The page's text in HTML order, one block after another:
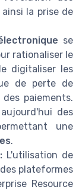
la prise de
se
rationaliser le
digitaliser les
de perte de
paiements.
des
une
.
L'utilisation de
plateformes
Resource